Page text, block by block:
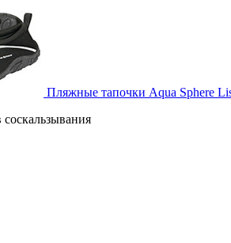
Пляжные тапочки Aqua Sphere